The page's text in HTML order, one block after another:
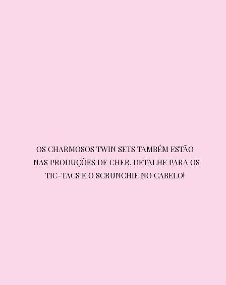
OS CHARMOSOS TWIN SETS TAMBÉM ESTÃO
NAS PRODUÇÕES DE CHER. DETALHE PARA OS
TIC-TACS E O SCRUNCHIE NO CABELO!
OS CHARMOSOS TWIN SETS TAMBÉM ESTÃO
NAS PRODUÇÕES DE CHER. DETALHE PARA OS
TIC-TACS E O SCRUNCHIE NO CABELO!